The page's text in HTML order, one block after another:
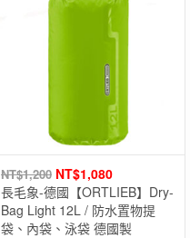
NT$1,200 NT$1,080
長毛象-德國【ORTLIEB】Dry-
Bag Light 12L / 防水置物提
袋、內袋、泳袋 德國製